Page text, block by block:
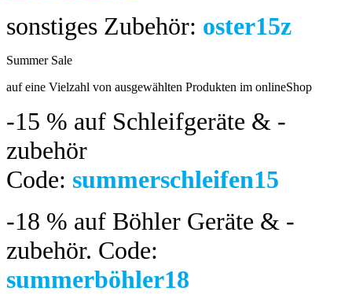
sonstiges Zubehör: oster15z
Summer Sale
auf eine Vielzahl von ausgewählten Produkten im onlineShop
-15 % auf Schleifgeräte & -
zubehör
Code: summerschleifen15
-18 % auf Böhler Geräte & -
zubehör. Code:
summerböhler18